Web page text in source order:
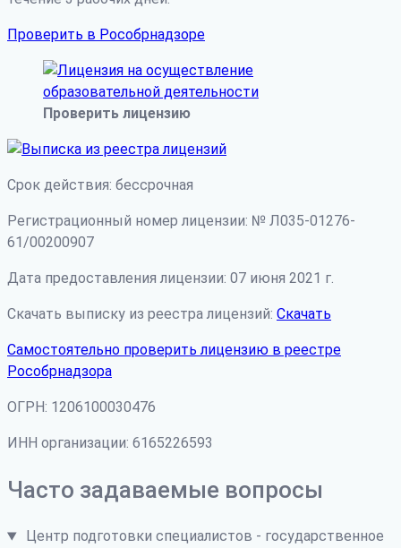
Проверить в Рособрнадзоре
Проверить лицензию
Срок действия: бессрочная
Регистрационный номер лицензии: № Л035-01276-
61/00200907
Дата предоставления лицензии: 07 июня 2021 г.
Скачать выписку из реестра лицензий: Скачать
Самостоятельно проверить лицензию в реестре
Рособрнадзора
ОГРН: 1206100030476
ИНН организации: 6165226593
Часто задаваемые вопросы
Центр подготовки специалистов - государственное